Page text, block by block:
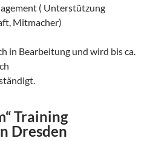
( Unterstützung
Mitmacher)
in Bearbeitung und wird bis ca.
Training
Dresden